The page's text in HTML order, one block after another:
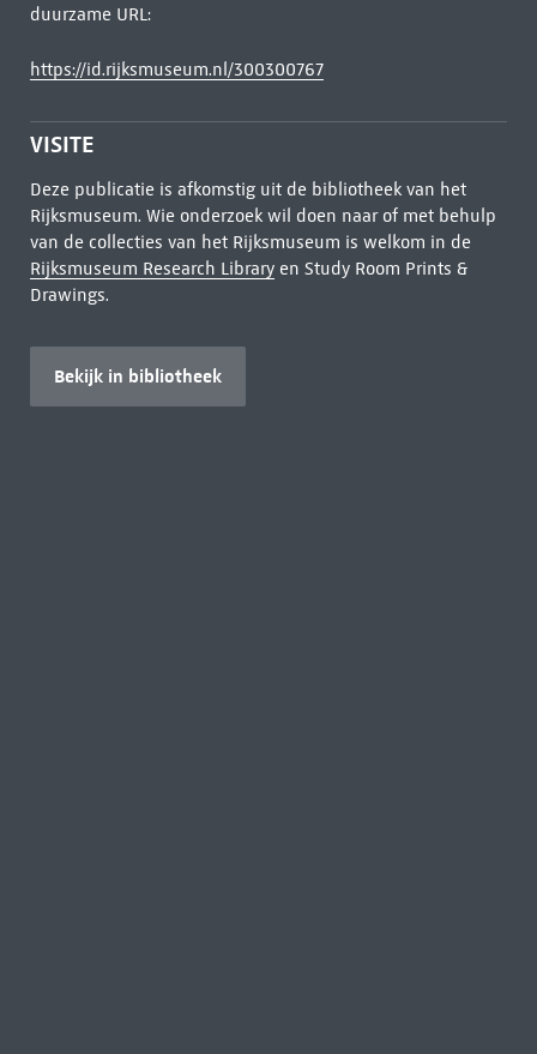
duurzame URL:
https://id.rijksmuseum.nl/300300767
VISITE
Deze publicatie is afkomstig uit de bibliotheek van het
Rijksmuseum. Wie onderzoek wil doen naar of met behulp
van de collecties van het Rijksmuseum is welkom in de
Rijksmuseum Research Libraryen Study Room Prints &
Drawings.
Bekijk in bibliotheek